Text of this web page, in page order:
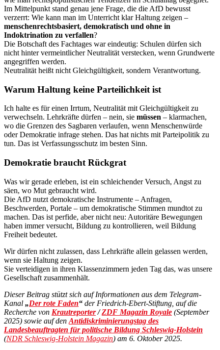
Im Mittelpunkt stand genau jene Frage, die die AfD bewusst
verzerrt: Wie kann man im Unterricht klar Haltung zeigen –
menschenrechtsbasiert, demokratisch und ohne in
Indoktrination zu verfallen?
Die Botschaft des Fachtages war eindeutig: Schulen dürfen sich
nicht hinter vermeintlicher Neutralität verstecken, wenn Grundwerte
angegriffen werden.
Neutralität heißt nicht Gleichgültigkeit, sondern Verantwortung.
Warum Haltung keine Parteilichkeit ist
Ich halte es für einen Irrtum, Neutralität mit Gleichgültigkeit zu
verwechseln. Lehrkräfte dürfen – nein, sie müssen – klarmachen,
wo die Grenzen des Sagbaren verlaufen, wenn Menschenwürde
oder Demokratie infrage stehen. Das hat nichts mit Parteipolitik zu
tun. Das ist Verfassungsschutz im besten Sinn.
Demokratie braucht Rückgrat
Was wir gerade erleben, ist ein schleichender Versuch, Angst zu
säen, wo Mut gebraucht wird.
Die AfD nutzt demokratische Instrumente – Anfragen,
Beschwerden, Portale – um demokratische Stimmen mundtot zu
machen. Das ist perfide, aber nicht neu: Autoritäre Bewegungen
haben immer versucht, Bildung zu kontrollieren, weil Bildung
Freiheit bedeutet.
Wir dürfen nicht zulassen, dass Lehrkräfte allein gelassen werden,
wenn sie Haltung zeigen.
Sie verteidigen in ihren Klassenzimmern jeden Tag das, was unsere
Gesellschaft zusammenhält.
Dieser Beitrag stützt sich auf Informationen aus dem Telegram-
Kanal „Der rote Faden“ der Friedrich-Ebert-Stiftung, auf die
Recherche von Krautreporter/ZDF Magazin Royale (September
2025) sowie auf den Antidiskriminierungstag des
Landesbeauftragten für politische Bildung Schleswig-Holstein
(NDR Schleswig-Holstein Magazin) am 6. Oktober 2025.